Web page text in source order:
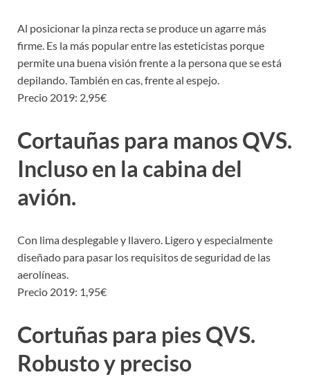
Al posicionar la pinza recta se produce un agarre más
firme. Es la más popular entre las esteticistas porque
permite una buena visión frente a la persona que se está
depilando. También en cas, frente al espejo.
Precio 2019: 2,95€
Cortauñas para manos QVS.
Incluso en la cabina del
avión.
Con lima desplegable y llavero. Ligero y especialmente
diseñado para pasar los requisitos de seguridad de las
aerolíneas.
Precio 2019: 1,95€
Cortuñas para pies QVS.
Robusto y preciso